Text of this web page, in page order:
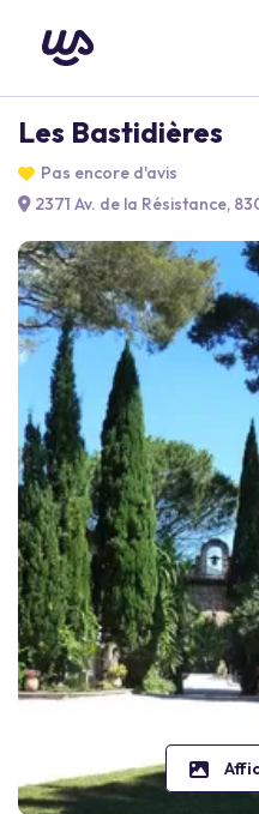
Les Bastidières
Pas encore d'avis
2371 Av. de la Résistance,